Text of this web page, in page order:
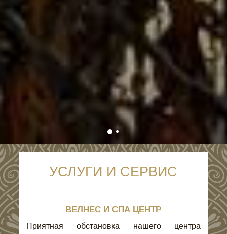
УСЛУГИ И СЕРВИС
CONTENT
BLOCKS
ВЕЛНЕС И СПА ЦЕНТР
Приятная обстановка нашего центра